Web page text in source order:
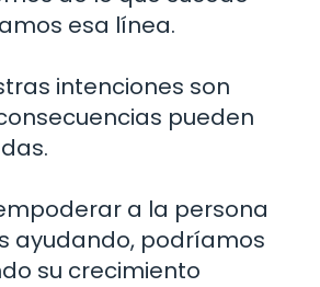
esa línea.
intenciones son
pueden
a la persona
ayudando, podríamos
su crecimiento